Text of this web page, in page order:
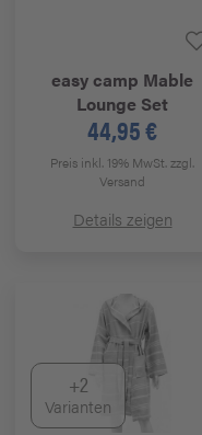
easy camp Mable
Lounge Set
44,95 €
Preis inkl. 19% MwSt.zzgl.
Versand
Details zeigen
+2
Varianten